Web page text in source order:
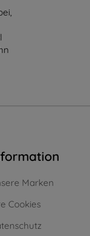
Marken
Cookies